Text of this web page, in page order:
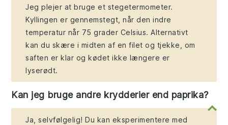
Jeg plejer at bruge et stegetermometer.
Kyllingen er gennemstegt, når den indre
temperatur når 75 grader Celsius. Alternativt
kan du skære i midten af en filet og tjekke, om
saften er klar og kødet ikke længere er
lyserødt.
Kan jeg bruge andre krydderier end paprika?
Ja, selvfølgelig! Du kan eksperimentere med